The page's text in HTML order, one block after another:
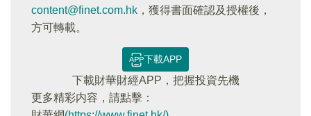
content@finet.com.hk ，獲得書面確認及授權後，
方可轉載。
下載APP
下載財華財經APP，把握投資先機
更多精彩内容，請點擊：